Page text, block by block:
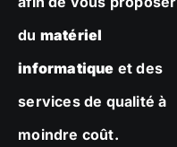
du matériel
informatique et des
services de qualité à
moindre coût.